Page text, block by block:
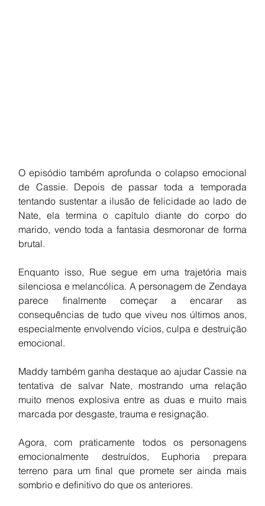
O episódio também aprofunda o colapso emocional
de Cassie. Depois de passar toda a temporada
tentando sustentar a ilusão de felicidade ao lado de
Nate, ela termina o capítulo diante do corpo do
marido, vendo toda a fantasia desmoronar de forma
brutal.
Enquanto isso, Rue segue em uma trajetória mais
silenciosa e melancólica. A personagem de Zendaya
parece finalmente começar a encarar as
consequências de tudo que viveu nos últimos anos,
especialmente envolvendo vícios, culpa e destruição
emocional.
Maddy também ganha destaque ao ajudar Cassie na
tentativa de salvar Nate, mostrando uma relação
muito menos explosiva entre as duas e muito mais
marcada por desgaste, trauma e resignação.
Agora, com praticamente todos os personagens
emocionalmente destruídos, Euphoria prepara
terreno para um final que promete ser ainda mais
sombrio e definitivo do que os anteriores.